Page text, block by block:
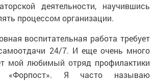
деятельности, научившись
процессом организации.
воспитательная работа требует
24/7. И еще очень много
мой любимый отряд профилактики
«Форпост». Я часто называю